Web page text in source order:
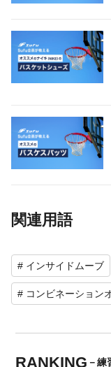
関連用語
# インサイドムーブ
# コンビネーション
RANKING －練